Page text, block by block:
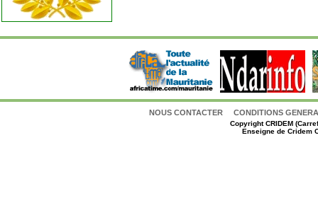
NOUS CONTACTER CONDITIONS
CopyrightCRIDEM
Enseigne de Cridem